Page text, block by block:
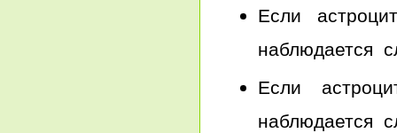
Если
наблюдается
Если
наблюдается